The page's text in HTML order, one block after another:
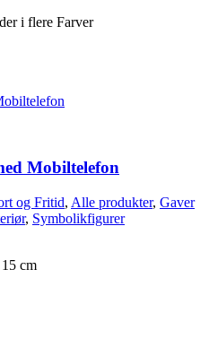
i flere Farver
Mobiltelefon
og Fritid, Alle produkter, Gaver
, Symbolikfigurer
cm